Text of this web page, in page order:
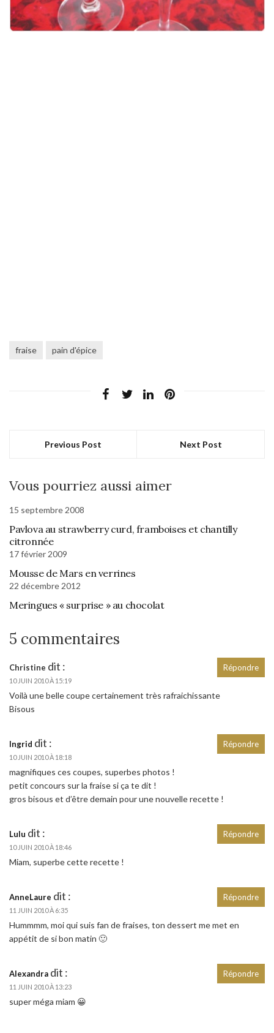
fraise pain d'épice
Previous Post Next Post
Vous pourriez aussi aimer
15 septembre 2008
Pavlova au strawberry curd, framboises et chantilly
citronnée
17 février 2009
Mousse de Mars en verrines
22 décembre 2012
Meringues « surprise » au chocolat
5 commentaires
Christine dit :
10 JUIN 2010 À 15:19
Voilà une belle coupe certainement très rafraichissante
Bisous
Répondre
Ingrid dit :
10 JUIN 2010 À 18:18
magnifiques ces coupes, superbes photos !
petit concours sur la fraise si ça te dit !
gros bisous et d’être demain pour une nouvelle recette !
Répondre
Lulu dit :
10 JUIN 2010 À 18:46
Miam, superbe cette recette !
Répondre
AnneLaure dit :
11 JUIN 2010 À 6:35
Hummmm, moi qui suis fan de fraises, ton dessert me met en
appétit de si bon matin 🙂
Répondre
Alexandra dit :
11 JUIN 2010 À 13:23
super méga miam 😀
Répondre